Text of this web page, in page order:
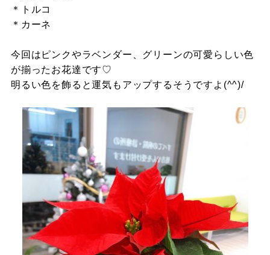
＊トルコ
＊カーネ
今回はピンクやラベンダー、グリーンの可愛らしい色
が揃ったお花達です♡
明るい色を飾ると運気もアップするそうですよ(^^)/